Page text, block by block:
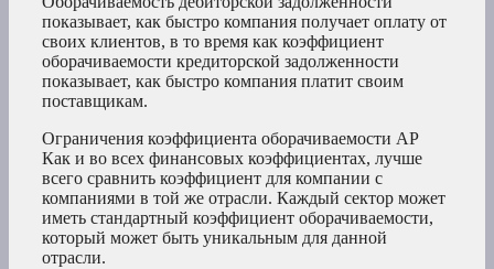
показывает, как быстро компания получает оплату от
своих клиентов, в то время как коэффициент
оборачиваемости кредиторской задолженности
показывает, как быстро компания платит своим
поставщикам.
Ограничения коэффициента оборачиваемости AP
Как и во всех финансовых коэффициентах, лучше
всего сравнить коэффициент для компании с
компаниями в той же отрасли. Каждый сектор может
иметь стандартный коэффициент оборачиваемости,
который может быть уникальным для данной
отрасли.